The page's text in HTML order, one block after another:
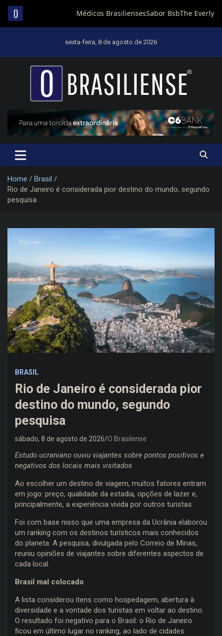
sexta-feira, 8 de agosto de 2026
Um diário de notícias que trabalha por Brasília
Home
Brasil
Rio de Janeiro é considerada pior destino do mundo, segundo
pesquisa
BRASIL
Rio de Janeiro é considerada pior
destino do mundo, segundo
pesquisa
sábado, 8 de agosto de 2026 O Brasilense
Estudo ucraniano ouviu viajantes sobre pontos positivos e
negativos dos locais mais visitados
Ao escolher um destino de viagem, muitos fatores entram
em jogo: preço, qualidade da estadia, opções de lazer e,
principalmente, a experiência vivida por outros turistas.
Foi com base nisso que uma empresa da Ucrânia elaborou
um ranking com os destinos turísticos mais conhecidos
do planeta. A pesquisa, divulgada pelo Correio de Minas,
reuniu opiniões de viajantes sobre diferentes aspectos de
cada local.
Brasil mal colocado
A lista considerou itens como hospedagem, abertura à
diversidade e a vontade dos turistas em voltar ao destino.
O resultado foi negativo para o Brasil: o Rio de Janeiro
ficou em último lugar no ranking, ao lado de cidades